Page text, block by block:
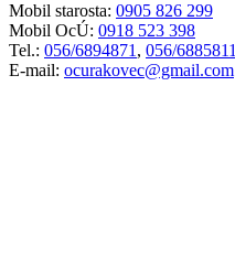
Mobil starosta: 0905 826 299
Mobil OcÚ: 0918 523 398
Tel.: 056/6894871 , 056/6885811
E-mail: ocurakovec@gmail.com